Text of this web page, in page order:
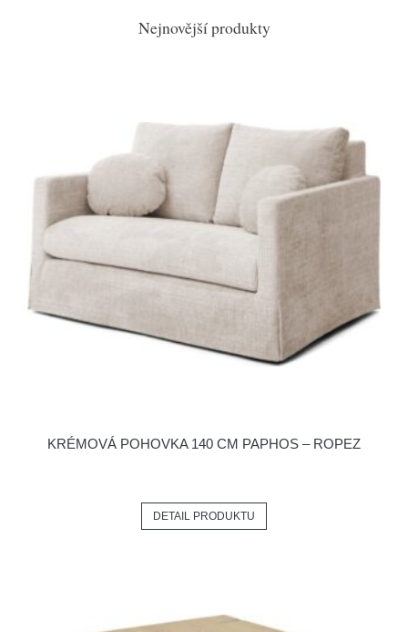
Nejnovější produkty
KRÉMOVÁ POHOVKA 140 CM PAPHOS – ROPEZ
DETAIL PRODUKTU